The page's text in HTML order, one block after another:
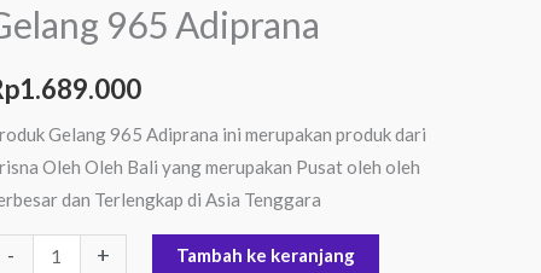
965 Adiprana
1.689.000
Gelang 965 Adiprana ini merupakan produk dari
Oleh Oleh Bali yang merupakan Pusat oleh oleh
dan Terlengkap di Asia Tenggara
- + Tambah ke keranjang